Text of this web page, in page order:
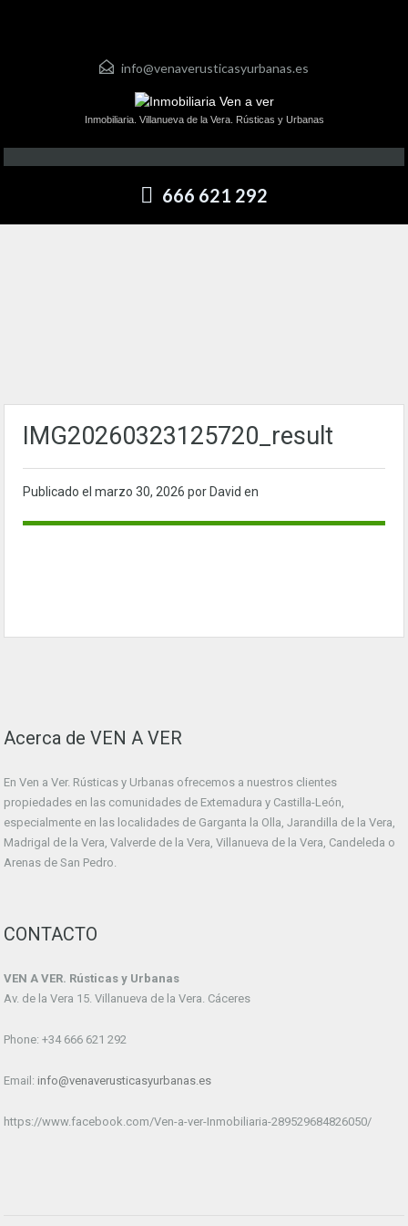
info@venaverusticasyurbanas.es
Inmobiliaria. Villanueva de la Vera. Rústicas y Urbanas
666 621 292
IMG20260323125720_result
Publicado el marzo 30, 2026 por David en
Acerca de VEN A VER
En Ven a Ver. Rústicas y Urbanas ofrecemos a nuestros clientes
propiedades en las comunidades de Extemadura y Castilla-León,
especialmente en las localidades de Garganta la Olla, Jarandilla de la Vera,
Madrigal de la Vera, Valverde de la Vera, Villanueva de la Vera, Candeleda o
Arenas de San Pedro.
CONTACTO
VEN A VER. Rústicas y Urbanas
Av. de la Vera 15. Villanueva de la Vera. Cáceres
Phone: +34 666 621 292
Email: info@venaverusticasyurbanas.es
https://www.facebook.com/Ven-a-ver-Inmobiliaria-289529684826050/